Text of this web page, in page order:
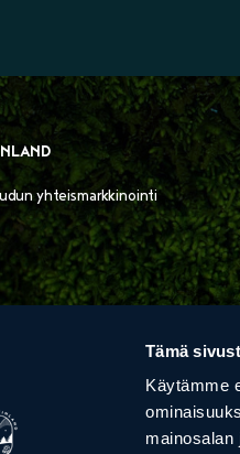
Tämä
Käytämme
yhteismarkkinointi
HAVULA